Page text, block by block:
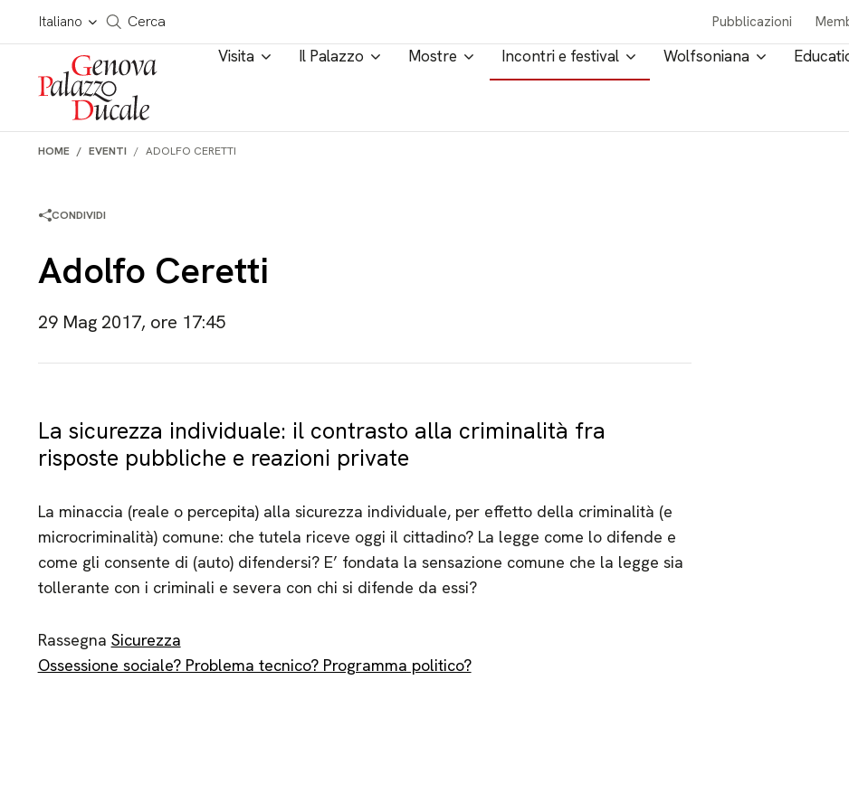
Salta al contenuto
Italiano
Cerca in tutto il sito
Cerca Pubblicazioni
Visita Il Palazzo Mostre Incontri e festival Wolfsoniana
HOME EVENTI ADOLFO CERETTI
CONDIVIDI
Adolfo Ceretti
29 Mag 2017, ore 17:45
La sicurezza individuale: il contrasto alla criminalità fra
risposte pubbliche e reazioni private
La minaccia (reale o percepita) alla sicurezza individuale, per effetto della criminalità (e
microcriminalità) comune: che tutela riceve oggi il cittadino? La legge come lo difende e
come gli consente di (auto) difendersi? E’ fondata la sensazione comune che la legge sia
tollerante con i criminali e severa con chi si difende da essi?
Rassegna Sicurezza
Ossessione sociale? Problema tecnico? Programma politico?